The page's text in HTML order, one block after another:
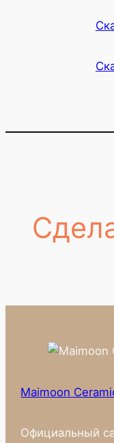
Maimoon
Официальный